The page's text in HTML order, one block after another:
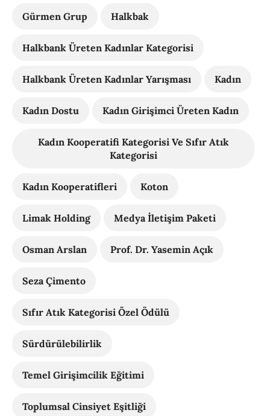
Gürmen Grup Halkbak
Halkbank Üreten Kadınlar Kategorisi
Halkbank Üreten Kadınlar Yarışması Kadın
Kadın Dostu Kadın Girişimci Üreten Kadın
Kadın Kooperatifi Kategorisi Ve Sıfır Atık
Kategorisi
Kadın Kooperatifleri Koton
Limak Holding Medya İletişim Paketi
Osman Arslan Prof. Dr. Yasemin Açık
Seza Çimento
Sıfır Atık Kategorisi Özel Ödülü
Sürdürülebilirlik
Temel Girişimcilik Eğitimi
Toplumsal Cinsiyet Eşitliği